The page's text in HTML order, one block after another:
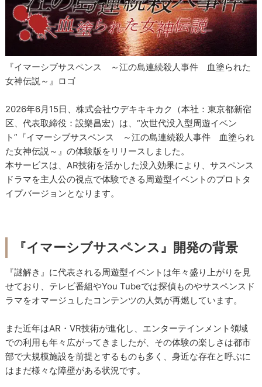
『イマーシブサスペンス ～江の島連続殺人事件 血塗られた
女神伝説～』ロゴ
2026年6月15日、株式会社ウデキキキカク（本社：東京都新宿
区、代表取締役：設樂昌宏）は、“次世代没入型周遊イベン
ト”『イマーシブサスペンス ～江の島連続殺人事件 血塗られ
た女神伝説～』の体験版をリリースしました。
本サービスは、AR技術を活かした没入効果により、サスペンス
ドラマを主人公の視点で体験できる周遊型イベントのプロトタ
イプバージョンとなります。
『イマーシブサスペンス』開発の背景
『謎解き』に代表される周遊型イベントは年々盛り上がりを見
せており、テレビ番組やYou Tubeでは探偵ものやサスペンスド
ラマをオマージュしたコンテンツの人気が再燃しています。
また近年はAR・VR技術が進化し、エンターテインメント領域
での利用も年々広がってきましたが、その体験の楽しさは都市
部で大規模施設を前提とするものも多く、身近な存在と呼ぶに
はまだ様々な障壁がある状況です。